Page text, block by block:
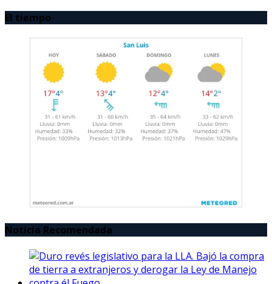
El tiempo
Noticia Recomendada